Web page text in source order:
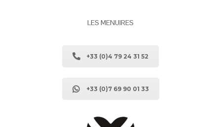
LES MENUIRES
+33 (0)4 79 24 31 52
+33 (0)7 69 90 01 33